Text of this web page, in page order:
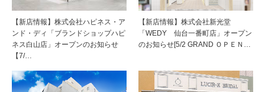
【新店情報】株式会社ハピネス・ア
ンド・ディ「ブランドショップハピ
ネス白山店」オープンのお知らせ
【7/…
【新店情報】株式会社新光堂
「WEDY 仙台一番町店」オープン
のお知らせ[5/2 GRAND ＯＰＥＮ…